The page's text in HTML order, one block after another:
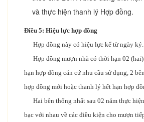
và thực hiện thanh lý Hợp đồng.
Điều 5: Hiệu lực hợp đồng
Hợp đồng này có hiệu lực kể từ ngày ký.
Hợp đồng mượn nhà có thời hạn 02 (hai)
hạn hợp đồng căn cứ nhu cầu sử dụng, 2
hợp đồng mới hoặc thanh lý hết hạn hợp
Hai bên thống nhất sau 02 năm thực
bạc với nhau về các điều kiện cho mượn